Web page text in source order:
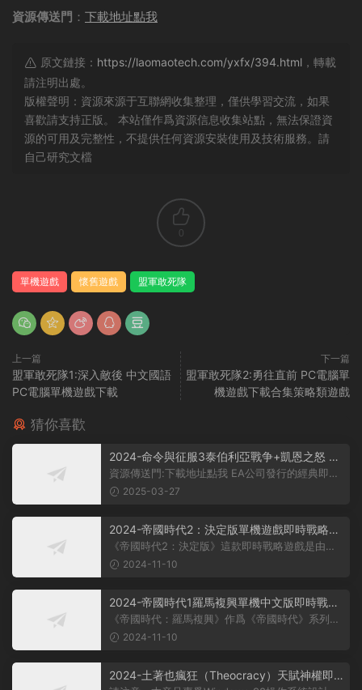
資源傳送門 ： 下載地址點我
原文鏈接： https://laomaotech.com/yxfx/394.html ，轉載
請注明出處。
版權聲明：資源來源于互聯網收集整理，僅供學習交流，如果
喜歡請支持正版。 本站僅作爲資源信息收集站點，無法保證資
源的可用及完整性，不提供任何資源安裝使用及技術服務。請
自己研究文檔
0
單機遊戲 懷舊遊戲 盟軍敢死隊
上一篇
盟軍敢死隊1:深入敵後 中文國語
PC電腦單機遊戲下載
下一篇
盟軍敢死隊2:勇往直前 PC電腦單
機遊戲下載合集策略類遊戲
猜你喜歡
2024-命令與征服3泰伯利亞戰争+凱恩之怒 簡
體中文版電腦PC單機RPG遊戲即時戰略+支持
win7/win8/win10/win11
資源傳送門:下載地址點我 EA公司發行的經典即時
戰略遊戲《命令與征服》系列中，...
2025-03-27
2024-帝國時代2：決定版單機遊戲即時戰略型
遊戲百度雲下載
《帝國時代2：決定版》這款即時戰略遊戲是由
World's Edge、Forgotten Empires、Tan...
2024-11-10
2024-帝國時代1羅馬複興單機中文版即時戰略
型遊戲百度雲下載
《帝國時代：羅馬複興》作爲《帝國時代》系列的
擴展作品，讓玩家有機會扮演古羅馬...
2024-11-10
2024-土著也瘋狂（Theocracy）天賦神權即